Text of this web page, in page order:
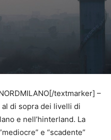
textmarker] –
di sopra dei livelli di
e nell’hinterland. La
e “scadente”